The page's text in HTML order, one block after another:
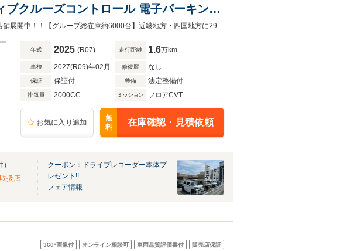
クルーズコントロール 電子パーキング
ター LEDヘッドライト 純正アルミホイ【グループ総在庫約6000台】近畿地方・四国地方に29店舗展開中！！【グループ総在庫約6000台】近畿地方・四国地方に29店舗展開中！！
年式 2025 (R07) 走行距離 1.6万km
車検 2027(R09)年02月 修復歴 なし
保証 保証付 整備 法定整備付
排気量 2000CC ミッション フロアCVT
お気に入り追加
無
料
在庫確認・見積依頼
）
扱店
クーポン：ドライブレコーダー本体プ
レゼント!!
フェア情報
360°画像付 オンライン相談可 車両品質評価書付 販売店保証